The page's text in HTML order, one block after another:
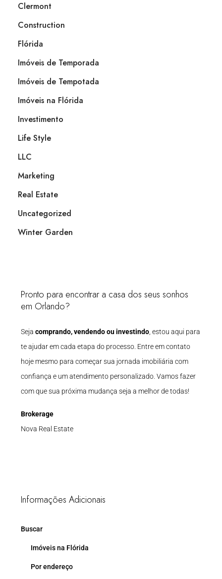
Clermont
Construction
Flórida
Imóveis de Temporada
Imóveis de Tempotada
Imóveis na Flórida
Investimento
Life Style
LLC
Marketing
Real Estate
Uncategorized
Winter Garden
Pronto para encontrar a casa dos seus sonhos
em Orlando?
Seja comprando, vendendo ou investindo , estou aqui para
te ajudar em cada etapa do processo. Entre em contato
hoje mesmo para começar sua jornada imobiliária com
confiança e um atendimento personalizado. Vamos fazer
com que sua próxima mudança seja a melhor de todas!
Brokerage
Nova Real Estate
Informações Adicionais
Buscar
Imóveis na Flórida
Por endereço